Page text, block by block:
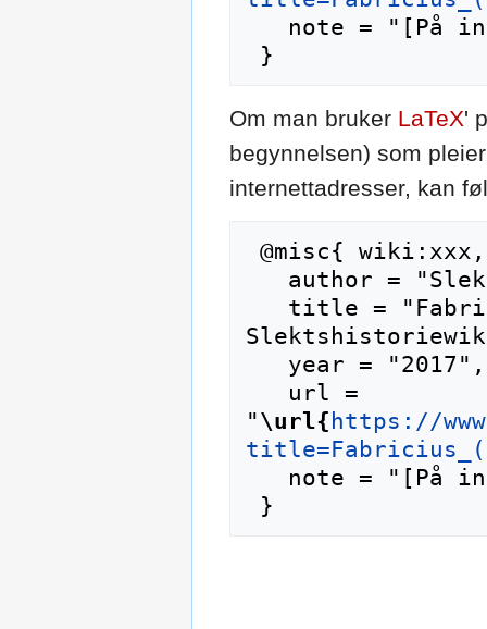
Om man bruker LaTeX'
begynnelsen) som
internettadresser, kan
"\url{ https://